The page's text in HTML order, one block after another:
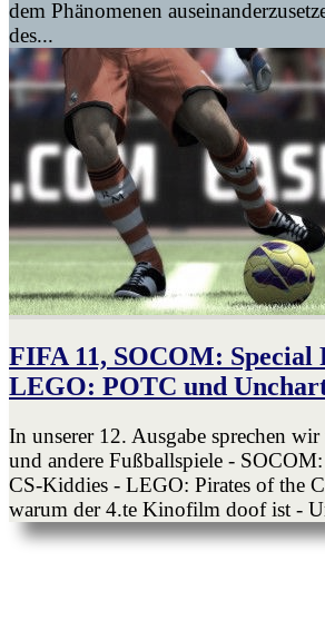
dem Phänomenen
des...
FIFA 11, SOCOM: Special
LEGO: POTC und
In unserer 12. Ausgabe sprechen
und andere Fußballspiele -
CS-Kiddies - LEGO: Pirates of the
warum der 4.te Kinofilm doof ist -